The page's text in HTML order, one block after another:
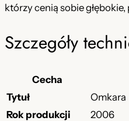
którzy cenią sobie
Szczegóły
Cecha
Tytuł
Omkara
Rok produkcji
2006